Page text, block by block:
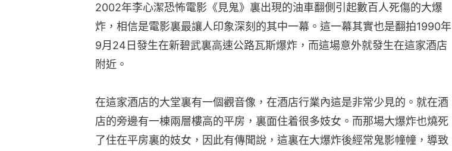
2002年李心潔恐怖電影《見鬼》裏出現的油車翻側引起數百人死傷的大爆
炸，相信是電影裏最讓人印象深刻的其中一幕。這一幕其實也是翻拍1990年
9月24日發生在新碧武裏高速公路瓦斯爆炸，而這場意外就發生在這家酒店
附近。
在這家酒店的大堂裏有一個觀音像，在酒店行業內這是非常少見的。就在酒
店的旁邊有一棟兩層樓高的平房，裏面住着很多妓女。而那場大爆炸也燒死
了住在平房裏的妓女，因此有傳聞說，這裏在大爆炸後經常鬼影幢幢，導致